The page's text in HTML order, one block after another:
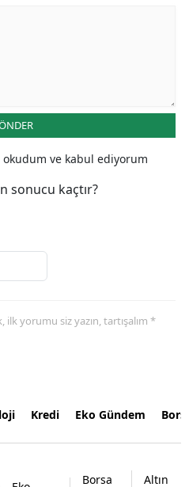
okudum ve kabul ediyorum
sonucu kaçtır?
yorumu siz yazın, tartışalım *
Kredi Eko Gündem
Borsa
Altın